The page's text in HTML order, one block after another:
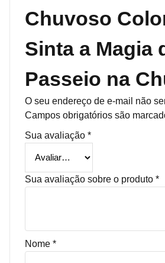
Chuvoso
Sinta a Magia
Passeio na
O seu endereço de e-mail não
Campos obrigatórios são
Sua avaliação *
Sua avaliação sobre o produto *
Nome *